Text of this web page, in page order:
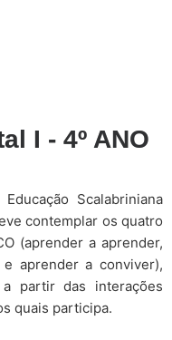
I - 4º ANO
Scalabriniana
contemplar os quatro
(aprender a aprender,
aprender a conviver),
partir das interações
quais participa.